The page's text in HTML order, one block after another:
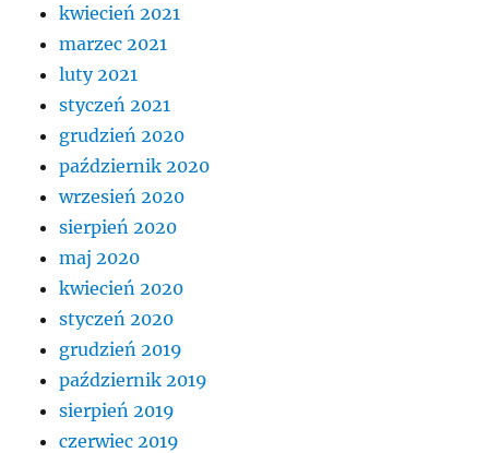
kwiecień 2021
marzec 2021
luty 2021
styczeń 2021
grudzień 2020
październik 2020
wrzesień 2020
sierpień 2020
maj 2020
kwiecień 2020
styczeń 2020
grudzień 2019
październik 2019
sierpień 2019
czerwiec 2019